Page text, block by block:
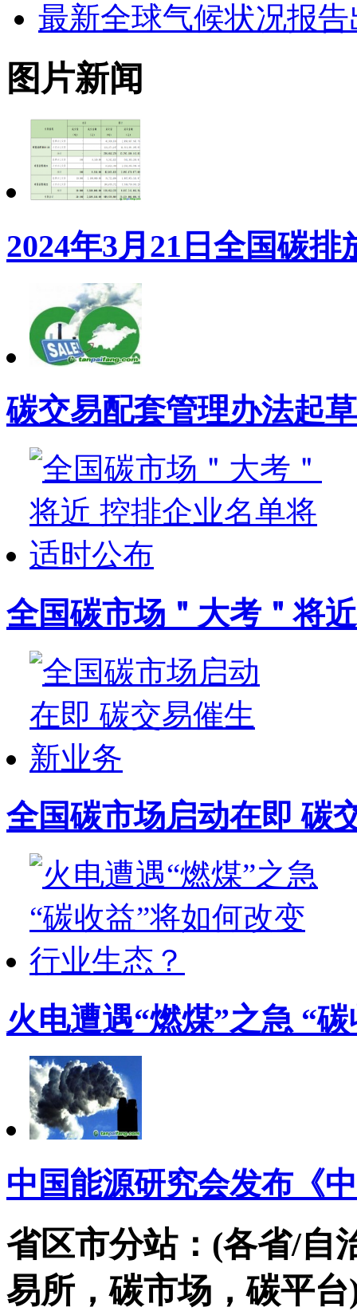
最新全球气候状况报
图片新闻
2024年3月21日全国碳
碳交易配套管理办法起
全国碳市场＂大考＂将
全国碳市场启动在即 碳
火电遭遇“燃煤”之急 “
中国能源研究会发布《
省区市分站：(各省/自
易所，碳市场，碳平台